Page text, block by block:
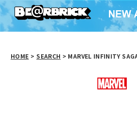
HOME > SEARCH > MARVEL INFINITY